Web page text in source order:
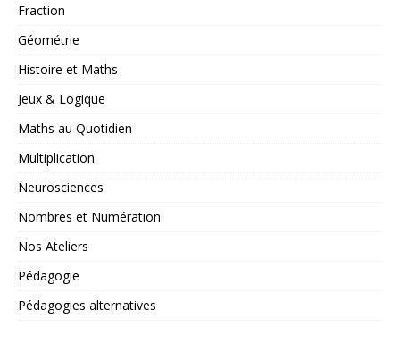
Fraction
Géométrie
Histoire et Maths
Jeux & Logique
Maths au Quotidien
Multiplication
Neurosciences
Nombres et Numération
Nos Ateliers
Pédagogie
Pédagogies alternatives